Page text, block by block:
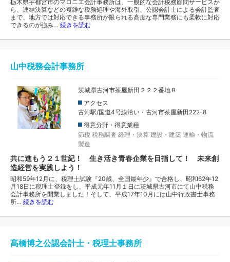
栃木県宇都宮市のマロニエ会計事務所は、一般的な会計税務顧問サービスか
ら、連結決算などの複雑な税務処理や海外取引、公認会計士による会計監査
まで、地方では対応できる事務所が限られる高度な専門業務にも柔軟に対応
できるのが強み… 続きを読む
山中税務会計事務所
茨城県古河市茶屋新田２２２番地８
アクセス
古河駅/国道4号線沿い・古河市茶屋新田222-8
得意分野・得意業種
節税 税務調査 経理・決算 建設・建築 運輸・物流
製造
共に進もう２１世紀！ 生き活き青春企業を目指して！ 未来創
造経営を実践しよう！
昭和59年12月に、税理士試験『20歳、全国最年少』で合格し、昭和62年12
月18日に税理士登録をし、平成元年11月１日に茨城県古河市にて山中税務
会計事務所を開業しました！そして、平成17年10月には山中行政書士事務
所… 続きを読む
髙橋博之公認会計士・税理士事務所